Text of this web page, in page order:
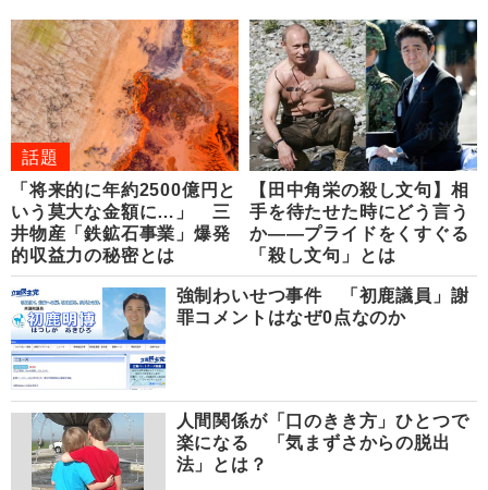
話題
「将来的に年約2500億円と
いう莫大な金額に…」 三
井物産「鉄鉱石事業」爆発
的収益力の秘密とは
【田中角栄の殺し文句】相
手を待たせた時にどう言う
か――プライドをくすぐる
「殺し文句」とは
強制わいせつ事件 「初鹿議員」謝
罪コメントはなぜ0点なのか
人間関係が「口のきき方」ひとつで
楽になる 「気まずさからの脱出
法」とは？